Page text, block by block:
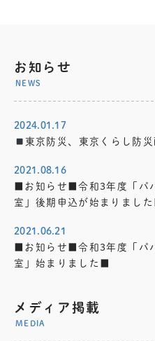
お知らせ
NEWS
2024.01.17
東京防災、東京くらし防災
2021.08.16
■お知らせ■令和3年度「パ
室」後期申込が始まりました
2021.06.21
■お知らせ■令和3年度「パ
室」始まりました■
メディア掲載
MEDIA